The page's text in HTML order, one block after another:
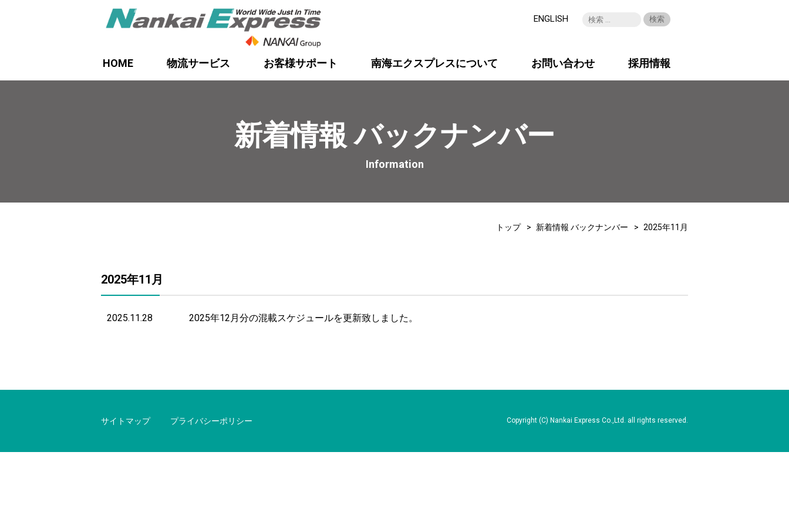
ENGLISH
HOME 物流サービス お客様サポート 南海エクスプレスについて お問い合わせ 採用情報
新着情報 バックナンバー
Information
トップ 新着情報 バックナンバー 2025年11月
2025年11月
2025.11.28 2025年12月分の混載スケジュールを更新致しました。
サイトマップ プライバシーポリシー Copyright (C) Nankai Express Co.,Ltd. all rights reserved.